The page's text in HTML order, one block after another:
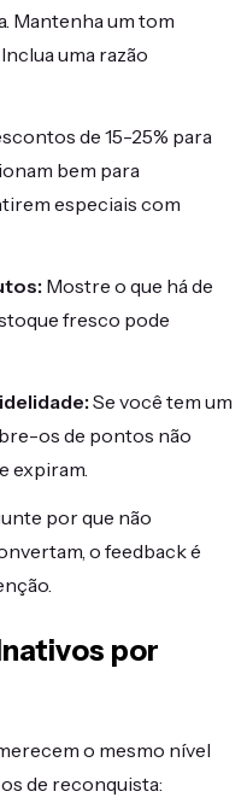
Mantenha um tom
uma razão
de 15-25% para
bem para
especiais com
Mostre o que há de
fresco pode
Se você tem um
os de pontos não
expiram.
por que não
o feedback é
por
o mesmo nível
de reconquista: